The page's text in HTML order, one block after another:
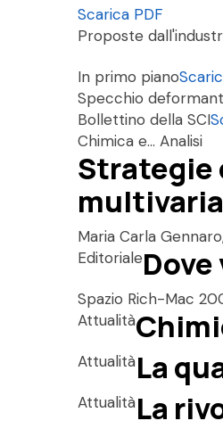
Scarica PDF
Proposte
In primo piano
Specchio
Bollettino della SCI
Chimica e... Analisi
Strategie
Maria Carla
Editoriale
Spazio Rich-Mac
Attualità
AttualitàLa
AttualitàLa